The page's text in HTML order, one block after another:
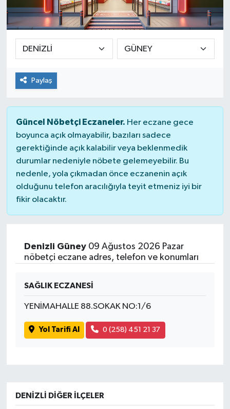
Paylaş
Güncel Nöbetçi Eczaneler. Her eczane gece
boyunca açık olmayabilir, bazıları sadece
gerektiğinde açık kalabilir veya beklenmedik
durumlar nedeniyle nöbete gelemeyebilir. Bu
nedenle, yola çıkmadan önce eczanenin açık
olduğunu telefon aracılığıyla teyit etmeniz iyi bir
fikir olacaktır.
Denizli Güney09 Ağustos 2026 Pazar
nöbetçi eczane adres, telefon ve konumları
SAĞLIK ECZANESİ
YENİMAHALLE 88.SOKAK NO:1/6
Yol Tarifi Al 0 (258) 451 21 37
DENIZLI DIĞER İLÇELER